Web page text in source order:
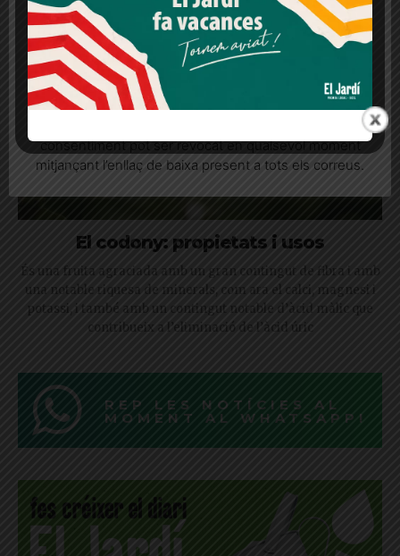
El codony: propietats i usos
És una fruita agraciada amb un gran contingut de fibra i amb
una notable riquesa de minerals, com ara el calci, magnesi i
potassi, i també amb un contingut notable d’àcid màlic que
contribueix a l’eliminació de l’àcid úric
REP LES NOTÍCIES AL
MOMENT AL WHATSAPP!
Més informació Acceptar Rebutjar tot
Quan l’usuari crea un compte al Diari el Jardí, dona el
seu consentiment explícit per rebre comunicacions
consentiment pot ser revocat en qualsevol moment
mitjançant l’enllaç de baixa present a tots els correus.